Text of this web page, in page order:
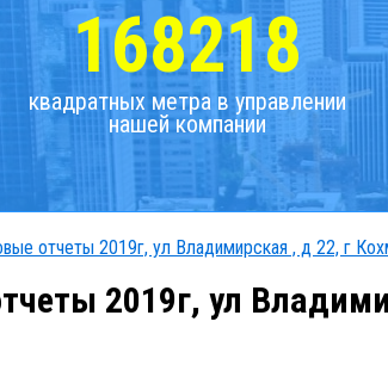
168218
квадратных метра в управлении
нашей компании
отчеты 2019г, ул Владимирская , д 22, г
2019г, ул